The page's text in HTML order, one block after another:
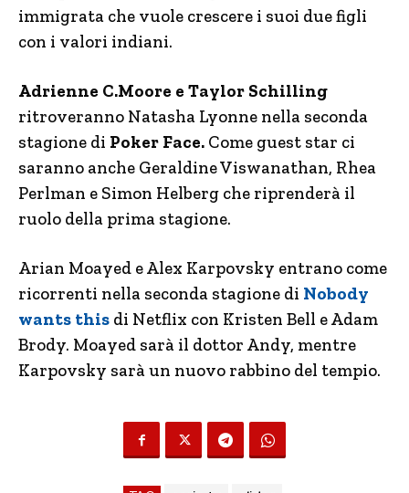
immigrata che vuole crescere i suoi due figli
con i valori indiani.
Adrienne C.Moore e Taylor Schilling
ritroveranno Natasha Lyonne nella seconda
stagione di Poker Face. Come guest star ci
saranno anche Geraldine Viswanathan, Rhea
Perlman e Simon Helberg che riprenderà il
ruolo della prima stagione.
Arian Moayed e Alex Karpovsky entrano come
ricorrenti nella seconda stagione di Nobody
wants this di Netflix con Kristen Bell e Adam
Brody. Moayed sarà il dottor Andy, mentre
Karpovsky sarà un nuovo rabbino del tempio.